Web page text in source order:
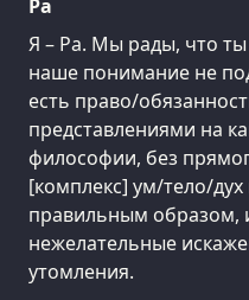
Ра
Я – Ра. Мы рады, что ты
наше понимание не
есть право/
представлениями на
философии, без
[комплекс] ум/тело/дух
правильным образом,
нежелательные
утомления.